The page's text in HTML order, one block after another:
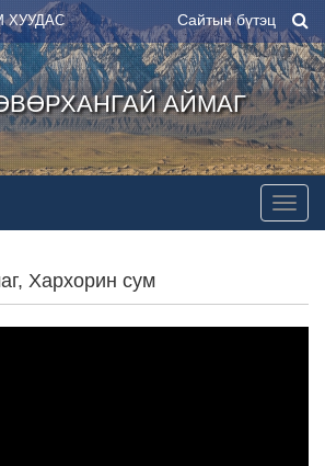
ХУУДАС Сайтын бүтэц
АЙМАГ
Хархорин сум